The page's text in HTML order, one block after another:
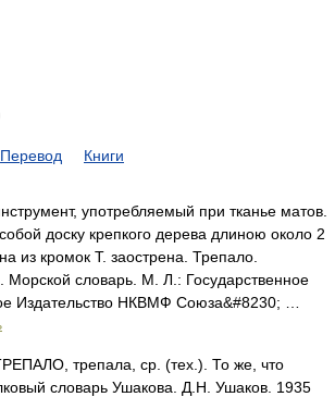
Перевод Книги
употребляемый при тканье матов.
доску крепкого дерева длиною около 2
из кромок Т. заострена. Трепало.
словарь. М. Л.: Государственное
Издательство НКВМФ Союза&#8230; …
трепала, ср. (тех.). То же, что
словарь Ушакова. Д.Н. Ушаков. 1935